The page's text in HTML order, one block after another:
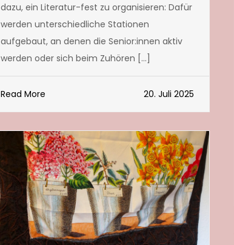
dazu, ein Literatur-fest zu organisieren: Dafür
werden unterschiedliche Stationen
aufgebaut, an denen die Senior:innen aktiv
werden oder sich beim Zuhören […]
Read More 20. Juli 2025